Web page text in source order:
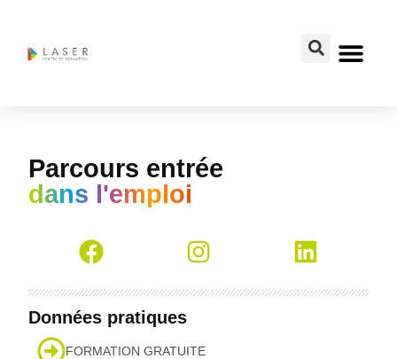
Parcours entrée
dans l'emploi
Données pratiques
FORMATION GRATUITE